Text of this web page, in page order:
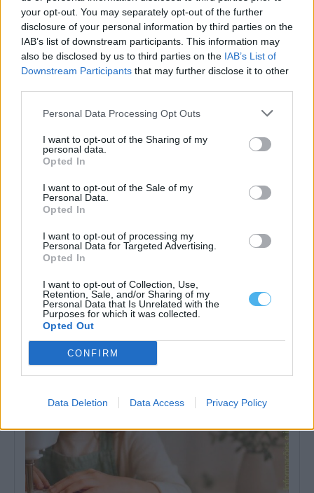
your opt-out. You may separately opt-out of the further
disclosure of your personal information by third parties on the
IAB’s list of downstream participants. This information may
also be disclosed by us to third parties on the IAB’s List of
Downstream Participants that may further disclose it to other
Personal Data Processing Opt Outs
I want to opt-out of the Sharing of my
personal data.
Opted In
I want to opt-out of the Sale of my
Personal Data.
Opted In
I want to opt-out of processing my
Personal Data for Targeted Advertising.
Opted In
I want to opt-out of Collection, Use,
Retention, Sale, and/or Sharing of my
Personal Data that Is Unrelated with the
Purposes for which it was collected.
Opted Out
CONFIRM
Data Deletion Data Access Privacy Policy
Mais notícias